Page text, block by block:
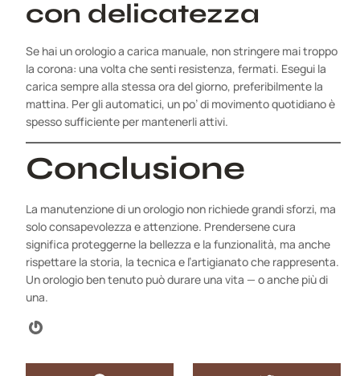
con delicatezza
Se hai un orologio a carica manuale, non stringere mai troppo
la corona: una volta che senti resistenza, fermati. Esegui la
carica sempre alla stessa ora del giorno, preferibilmente la
mattina. Per gli automatici, un po’ di movimento quotidiano è
spesso sufficiente per mantenerli attivi.
Conclusione
La manutenzione di un orologio non richiede grandi sforzi, ma
solo consapevolezza e attenzione. Prendersene cura
significa proteggerne la bellezza e la funzionalità, ma anche
rispettare la storia, la tecnica e l’artigianato che rappresenta.
Un orologio ben tenuto può durare una vita — o anche più di
una.